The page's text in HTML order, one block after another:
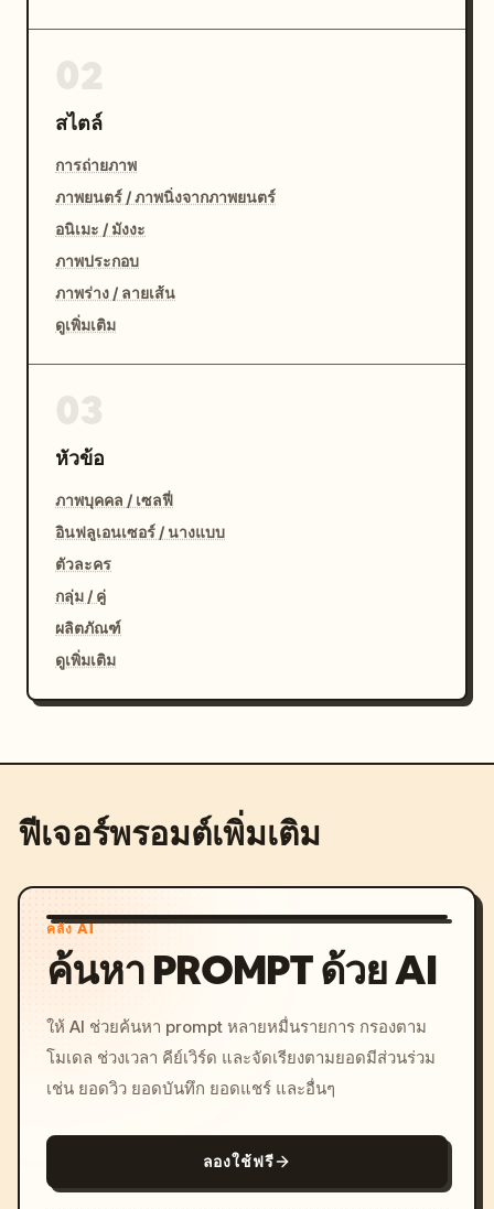
สไตล์
การถ่ายภาพ
ภาพยนตร์ / ภาพนิ่งจากภาพยนตร์
อนิเมะ / มังงะ
ภาพประกอบ
ภาพร่าง / ลายเส้น
ดูเพิ่มเติม
หัวข้อ
ภาพบุคคล / เซลฟี่
อินฟลูเอนเซอร์ / นางแบบ
ตัวละคร
กลุ่ม / คู่
ผลิตภัณฑ์
ดูเพิ่มเติม
ฟีเจอร์พรอมต์เพิ่มเติม
คลัง AI
ค้นหา PROMPT ด้วย AI
ให้ AI ช่วยค้นหา prompt หลายหมื่นรายการ กรองตาม
โมเดล ช่วงเวลา คีย์เวิร์ด และจัดเรียงตามยอดมีส่วนร่วม
เช่น ยอดวิว ยอดบันทึก ยอดแชร์ และอื่นๆ
ลองใช้ฟรี